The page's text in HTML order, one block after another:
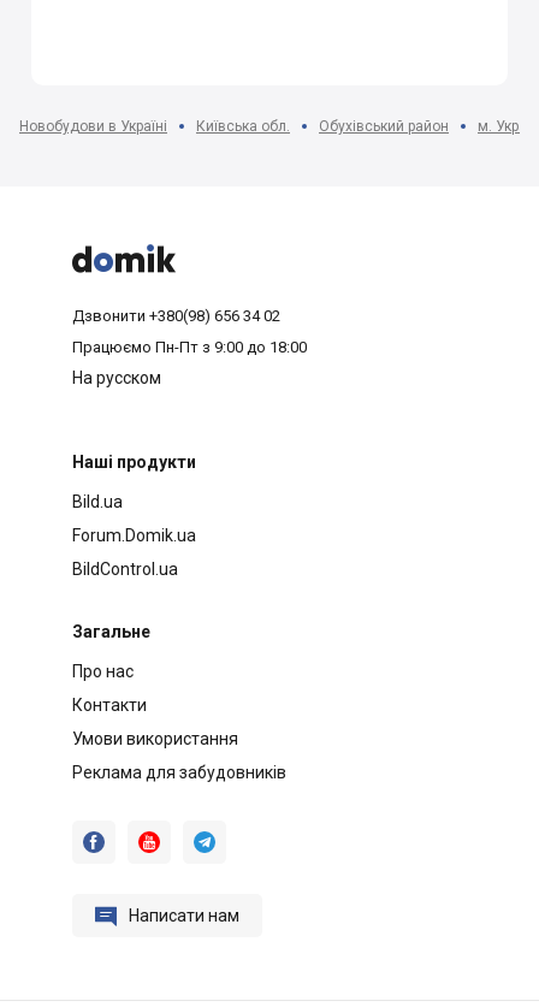
Новобудови в Україні Київська обл. Обухівський район м.



Дзвонити +380(98) 656 34 02
Працюємо Пн-Пт з 9:00 до 18:00
На русском
Наші продукти
Bild.ua
Forum.Domik.ua
BildControl.ua
Загальне
Про нас
Контакти
Умови використання
Реклама для забудовників
  
 Написати нам